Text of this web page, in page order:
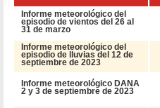
Informe meteorológico del
episodio de vientos del 26 al
31 de marzo
Informe meteorológico del
episodio de lluvias del 12 de
septiembre de 2023
Informe meteorológico DANA
2 y 3 de septiembre de 2023